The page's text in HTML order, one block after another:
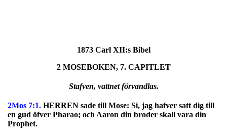
1873 Carl XII:s Bibel
2 MOSEBOKEN, 7. CAPITLET
Stafven, vattnet förvandlas.
2Mos 7:1. HERREN sade till Mose: Si, jag hafver satt dig till
en gud öfver Pharao; och Aaron din broder skall vara din
Prophet.